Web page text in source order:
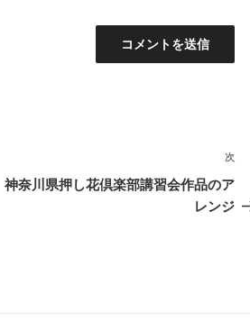
次
の
投
次
神奈川県押し花倶楽部講習会作品のア
レンジ